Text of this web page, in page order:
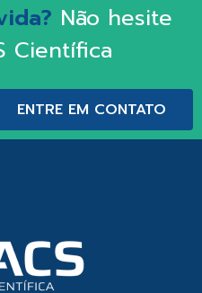
Não hesite
Científica
ENTRE EM CONTATO